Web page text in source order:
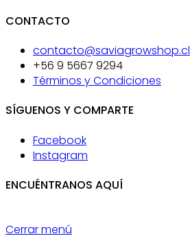
CONTACTO
contacto@saviagrowshop.cl
+56 9 5667 9294
Términos y Condiciones
SÍGUENOS Y COMPARTE
Facebook
Instagram
ENCUÉNTRANOS AQUÍ
Cerrar menú